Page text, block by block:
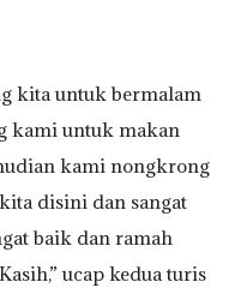
kita untuk bermalam
kami untuk makan
kami nongkrong
disini dan sangat
baik dan ramah
ucap kedua turis